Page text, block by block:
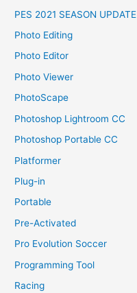
PES 2021 SEASON UPDATE
Photo Editing
Photo Editor
Photo Viewer
PhotoScape
Photoshop Lightroom CC
Photoshop Portable CC
Platformer
Plug-in
Portable
Pre-Activated
Pro Evolution Soccer
Programming Tool
Racing